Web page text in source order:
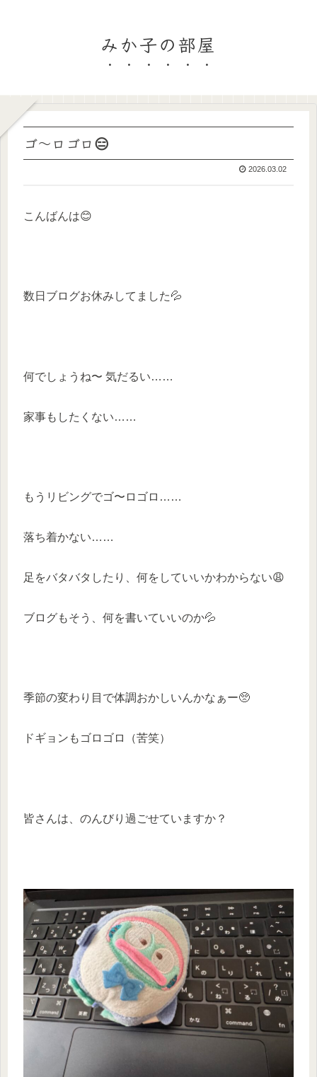
みか子の部屋
ゴ〜ロゴロ😑
2026.03.02
こんばんは😊
数日ブログお休みしてました💦
何でしょうね〜 気だるい……
家事もしたくない……
もうリビングでゴ〜ロゴロ……
落ち着かない……
足をバタバタしたり、何をしていいかわからない😩
ブログもそう、何を書いていいのか💦
季節の変わり目で体調おかしいんかなぁー🥺
ドギョンもゴロゴロ（苦笑）
皆さんは、のんびり過ごせていますか？